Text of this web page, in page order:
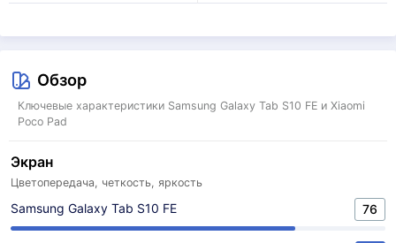
Обзор
Ключевые характеристики Samsung Galaxy Tab S10 FE и Xiaomi
Poco Pad
Экран
Цветопередача, четкость, яркость
Samsung Galaxy Tab S10 FE 76